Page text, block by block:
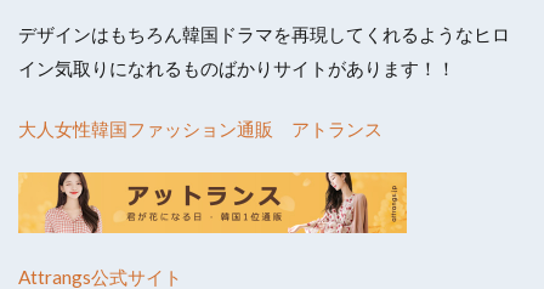
デザインはもちろん韓国ドラマを再現してくれるようなヒロ
イン気取りになれるものばかりサイトがあります！！
大人女性韓国ファッション通販 アトランス
Attrangs公式サイト